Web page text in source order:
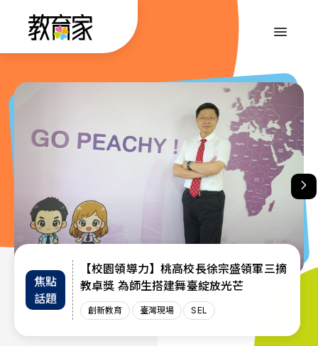
容
焦點
話題
【校園領導力】桃高校長徐宗盛領軍三摘
教卓獎 為師生搭建舞臺綻放光芒
創新教育 臺灣現場 SEL
教師
增能
教育部首辦「大專院校通識教育教師交流
工作坊」 共創AI與永續未來課堂
創新教育 臺灣現場 AI教育
趨勢
政策
退而不休，無私奉獻─教育部公布115年
教育奉獻獎獲獎名單
教師 教育奉獻獎 臺灣現場